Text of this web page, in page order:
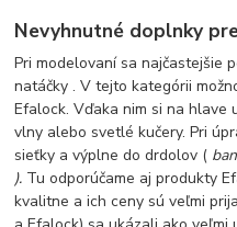
Nevyhnutné doplnky
Pri modelovaní sa najčastejšie
natáčky . V tejto kategórii
Efalock. Vďaka nim si na hlave
vlny alebo svetlé kučery. Pri
sieťky a výplne do drdolov (
). Tu odporúčame aj produkty
kvalitne a ich ceny sú veľmi